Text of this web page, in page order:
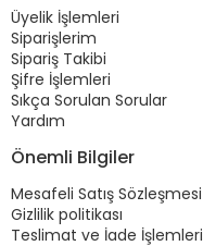
Üyelik İşlemleri
Siparişlerim
Sipariş Takibi
Şifre İşlemleri
Sıkça Sorulan Sorular
Yardım
Önemli Bilgiler
Mesafeli Satış Sözleşmesi
Gizlilik politikası
Teslimat ve İade İşlemleri